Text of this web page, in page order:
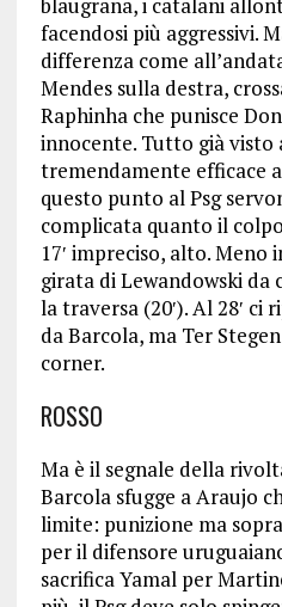
facendosi più aggressivi.
differenza come
Mendes sulla destra,
Raphinha che punisce
innocente. Tutto già visto
tremendamente efficace
questo punto al Psg
complicata quanto il
17′ impreciso, alto. Meno
girata di Lewandowski da
la traversa (20′). Al 28′ ci
da Barcola, ma Ter
corner.
ROSSO
Ma è il segnale della
Barcola sfugge a Araujo
limite: punizione ma
per il difensore
sacrifica Yamal per